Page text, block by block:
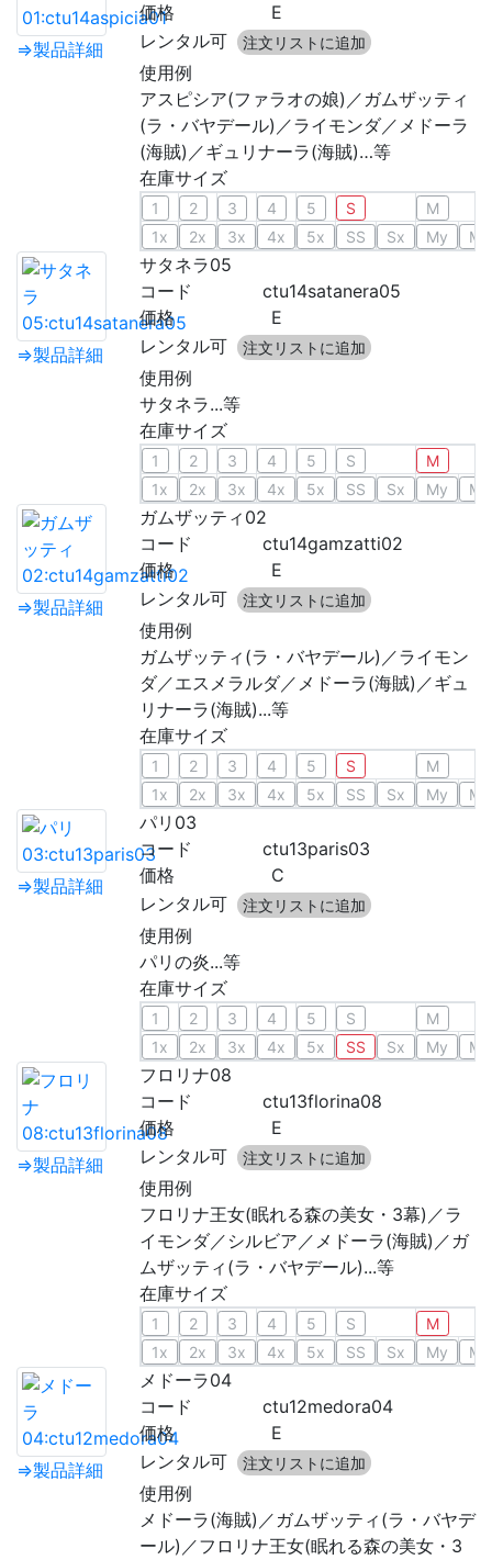
⇒製品詳細
価格
E
レンタル可
注文リストに追加
使用例
アスピシア(ファラオの娘)／ガムザッティ
(ラ・バヤデール)／ライモンダ／メドーラ
(海賊)／ギュリナーラ(海賊)…等
在庫サイズ
1 2 3 4 5 S
M
1x
2x 3x 4x 5x SS Sx My Mx
⇒製品詳細
サタネラ05
コード
ctu14satanera05
価格
E
レンタル可
注文リストに追加
使用例
サタネラ...等
在庫サイズ
1 2 3 4 5 S
M
1x
2x 3x 4x 5x SS Sx My Mx
⇒製品詳細
ガムザッティ02
コード
ctu14gamzatti02
価格
E
レンタル可
注文リストに追加
使用例
ガムザッティ(ラ・バヤデール)／ライモン
ダ／エスメラルダ／メドーラ(海賊)／ギュ
リナーラ(海賊)...等
在庫サイズ
1 2 3 4 5 S
M
1x
2x 3x 4x 5x SS Sx My Mx
⇒製品詳細
パリ03
コード
ctu13paris03
価格
C
レンタル可
注文リストに追加
使用例
パリの炎...等
在庫サイズ
1 2 3 4 5 S
M
1x
2x 3x 4x 5x SS Sx My Mx
⇒製品詳細
フロリナ08
コード
ctu13florina08
価格
E
レンタル可
注文リストに追加
使用例
フロリナ王女(眠れる森の美女・3幕)／ラ
イモンダ／シルビア／メドーラ(海賊)／ガ
ムザッティ(ラ・バヤデール)...等
在庫サイズ
1 2 3 4 5 S
M
1x
2x 3x 4x 5x SS Sx My Mx
⇒製品詳細
メドーラ04
コード
ctu12medora04
価格
E
レンタル可
注文リストに追加
使用例
メドーラ(海賊)／ガムザッティ(ラ・バヤデ
ール)／フロリナ王女(眠れる森の美女・3